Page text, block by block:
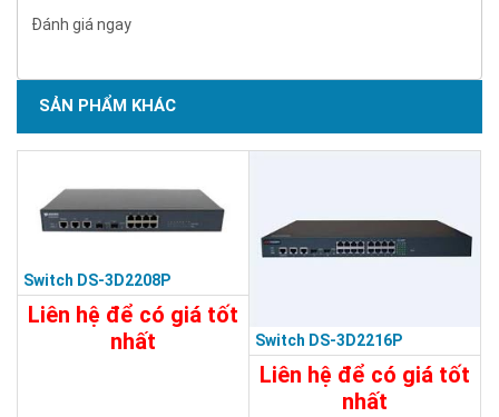
Đánh giá ngay
SẢN PHẨM KHÁC
Switch DS-3D2208P
Liên hệ để có giá tốt
nhất
Switch DS-3D2216P
Liên hệ để có giá tốt
nhất